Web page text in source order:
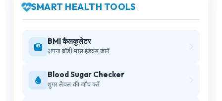
SMART HEALTH TOOLS
BMI कैलकुलेटर
अपना बॉडी मास इंडेक्स जानें
Blood Sugar Checker
शुगर लेवल की जाँच करें